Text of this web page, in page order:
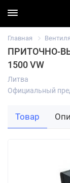
Главная
ПРИТОЧНО-
1500 VW
Литва
Официальный
Товар